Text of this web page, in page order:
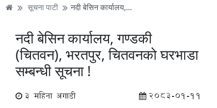
सूचना पाटी नदी बेसिन कार्यालय,...
नदी बेसिन कार्यालय, गण्डकी
(चितवन), भरतपुर, चितवनको घरभाडा
सम्बन्धी सूचना !
3 महिना अगाडी 2083-01-11